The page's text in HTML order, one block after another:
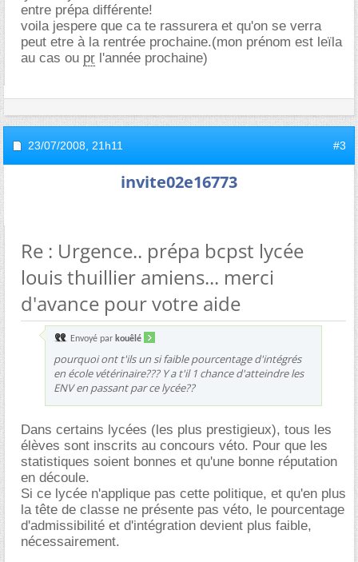
entre prépa différente!
voila jespere que ca te rassurera et qu'on se verra
peut etre à la rentrée prochaine.(mon prénom est leïla
au cas ou pr l'année prochaine)
23/07/2008, 21h11 #3
invite02e16773
Re : Urgence.. prépa bcpst lycée
louis thuillier amiens... merci
d'avance pour votre aide
Envoyé par kouêlé
pourquoi ont t'ils un si faible pourcentage d'intégrés
en école vétérinaire??? Y a t'il 1 chance d'atteindre les
ENV en passant par ce lycée??
Dans certains lycées (les plus prestigieux), tous les
élèves sont inscrits au concours véto. Pour que les
statistiques soient bonnes et qu'une bonne réputation
en découle.
Si ce lycée n'applique pas cette politique, et qu'en plus
la tête de classe ne présente pas véto, le pourcentage
d'admissibilité et d'intégration devient plus faible,
nécessairement.